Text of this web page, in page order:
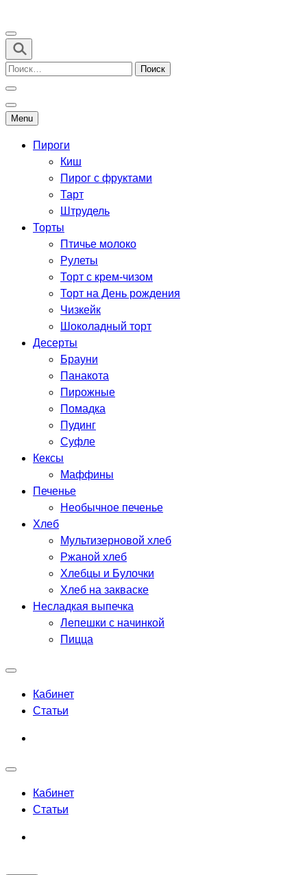
к
содержимому
(нажмите
Enter)
Рецепты выпечки для всех
Найти:
Menu
Пироги
Киш
Пирог с фруктами
Тарт
Штрудель
Торты
Птичье молоко
Рулеты
Торт с крем-чизом
Торт на День рождения
Чизкейк
Шоколадный торт
Десерты
Брауни
Панакота
Пирожные
Помадка
Пудинг
Суфле
Кексы
Маффины
Печенье
Необычное печенье
Хлеб
Мультизерновой хлеб
Ржаной хлеб
Хлебцы и Булочки
Хлеб на закваске
Несладкая выпечка
Лепешки с начинкой
Пицца
Кабинет
Статьи
Кабинет
Статьи